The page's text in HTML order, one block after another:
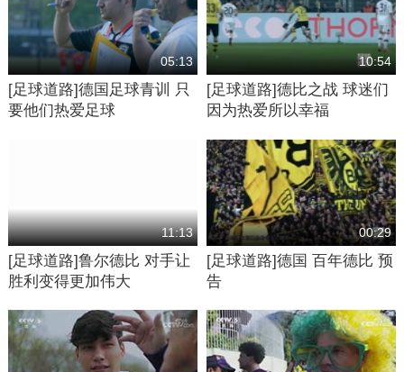
05:13
[足球道路]德国足球青训 只
要他们热爱足球
10:54
[足球道路]德比之战 球迷们
因为热爱所以幸福
11:13
[足球道路]鲁尔德比 对手让
胜利变得更加伟大
00:29
[足球道路]德国 百年德比 预
告